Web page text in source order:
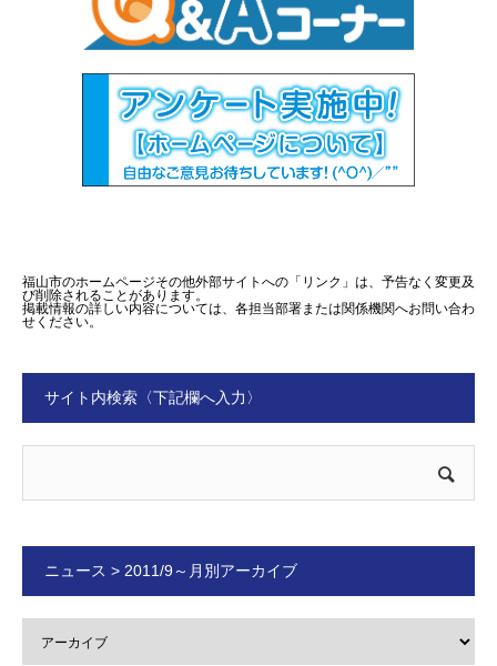
福山市のホームページその他外部サイトへの「リンク」は、予告なく変更及
び削除されることがあります。
掲載情報の詳しい内容については、各担当部署または関係機関へお問い合わ
せください。
サイト内検索〈下記欄へ入力〉
ニュース > 2011/9～月別アーカイブ